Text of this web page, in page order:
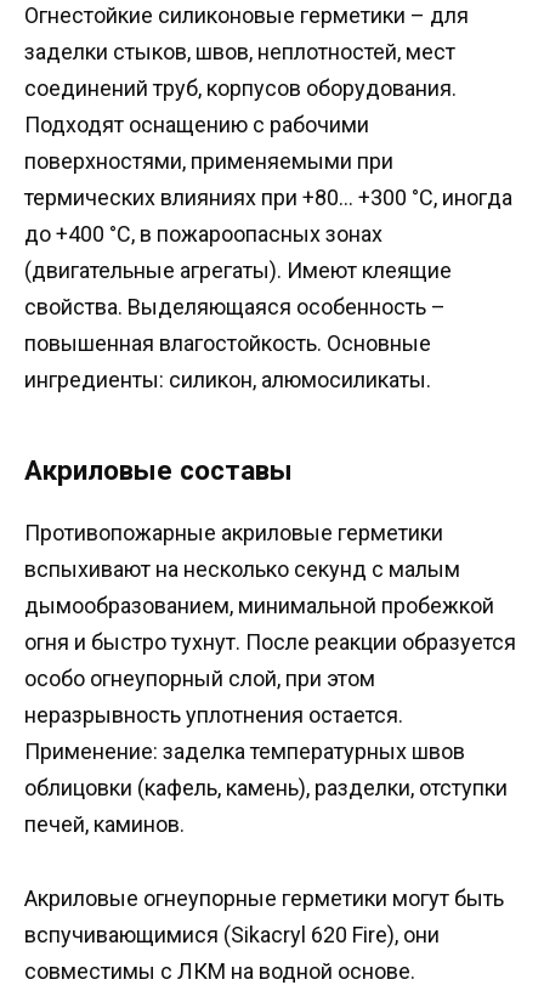
Огнестойкие силиконовые герметики – для
заделки стыков, швов, неплотностей, мест
соединений труб, корпусов оборудования.
Подходят оснащению с рабочими
поверхностями, применяемыми при
термических влияниях при +80… +300 °C, иногда
до +400 °C, в пожароопасных зонах
(двигательные агрегаты). Имеют клеящие
свойства. Выделяющаяся особенность –
повышенная влагостойкость. Основные
ингредиенты: силикон, алюмосиликаты.
Акриловые составы
Противопожарные акриловые герметики
вспыхивают на несколько секунд с малым
дымообразованием, минимальной пробежкой
огня и быстро тухнут. После реакции образуется
особо огнеупорный слой, при этом
неразрывность уплотнения остается.
Применение: заделка температурных швов
облицовки (кафель, камень), разделки, отступки
печей, каминов.
Акриловые огнеупорные герметики могут быть
вспучивающимися (Sikacryl 620 Fire), они
совместимы с ЛКМ на водной основе.